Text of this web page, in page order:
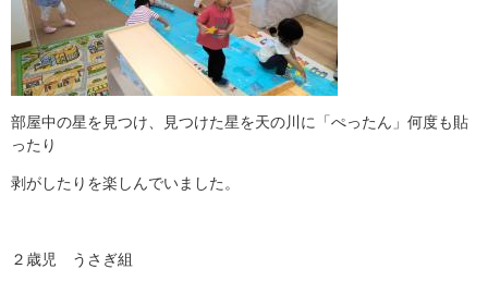
部屋中の星を見つけ、見つけた星を天の川に「ぺったん」何度も貼
ったり
剥がしたりを楽しんでいました。
２歳児 うさぎ組